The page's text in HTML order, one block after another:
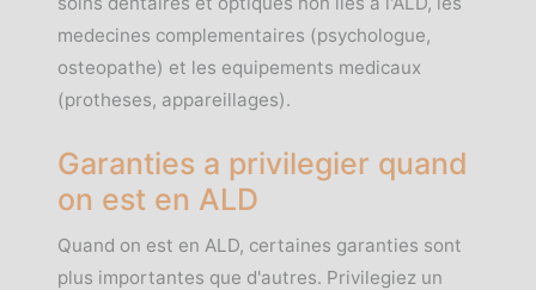
medecines complementaires (psychologue,
osteopathe) et les equipements medicaux
(protheses, appareillages).
Garanties a privilegier quand
on est en ALD
Quand on est en ALD, certaines garanties sont
plus importantes que d'autres. Privilegiez un